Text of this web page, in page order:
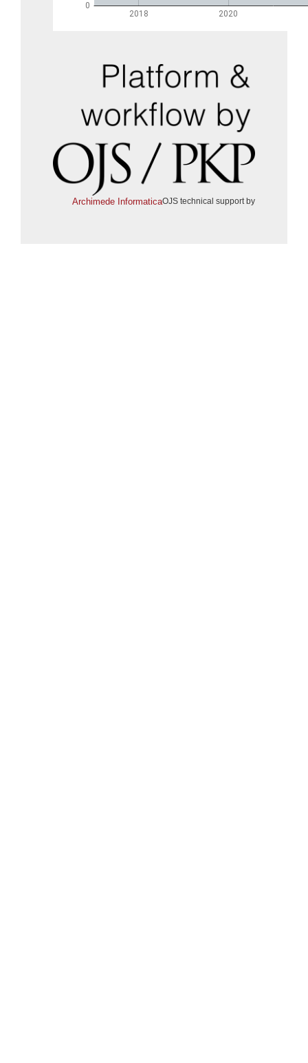
OJS technical support by
Archimede Informatica